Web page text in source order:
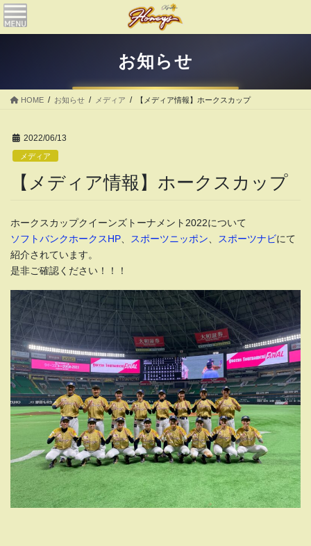
コ
ン
テ
ナ
ビ
ゲ
お知らせ
HOME お知らせ メディア 【メディア情報】ホークスカップ
2022/06/13
メディア
【メディア情報】ホークスカップ
ホークスカップクイーンズトーナメント2022について
ソフトバンクホークスHP
スポーツニッポン スポーツナビにて
紹介されています。
是非ご確認ください！！！